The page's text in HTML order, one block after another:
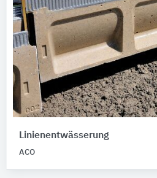
Linienentwässerung
ACO